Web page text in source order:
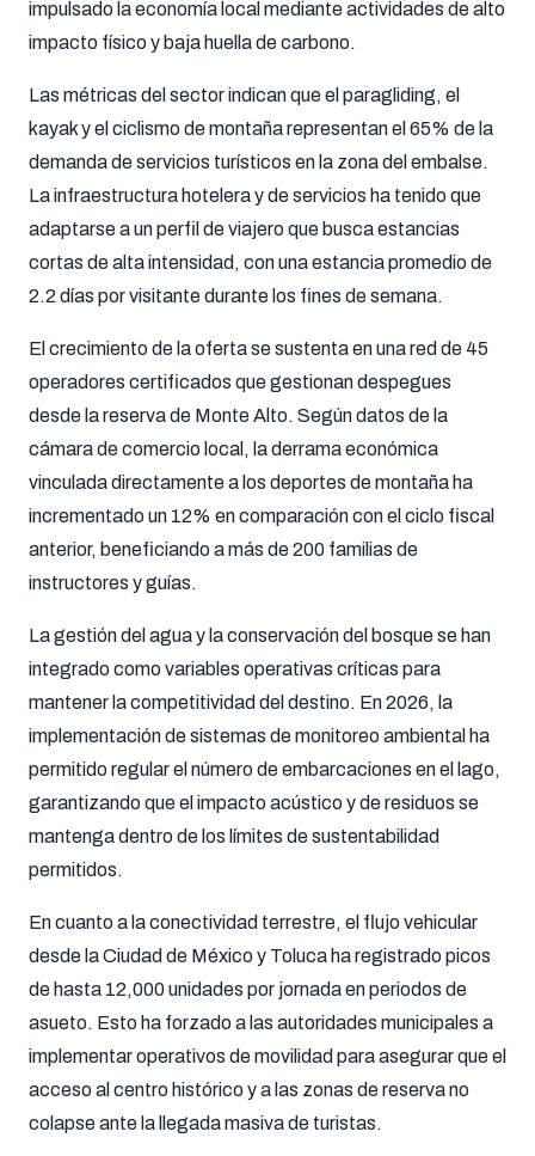
impulsado la economía local mediante actividades de alto
impacto físico y baja huella de carbono.
Las métricas del sector indican que el paragliding, el
kayak y el ciclismo de montaña representan el 65% de la
demanda de servicios turísticos en la zona del embalse.
La infraestructura hotelera y de servicios ha tenido que
adaptarse a un perfil de viajero que busca estancias
cortas de alta intensidad, con una estancia promedio de
2.2 días por visitante durante los fines de semana.
El crecimiento de la oferta se sustenta en una red de 45
operadores certificados que gestionan despegues
desde la reserva de Monte Alto. Según datos de la
cámara de comercio local, la derrama económica
vinculada directamente a los deportes de montaña ha
incrementado un 12% en comparación con el ciclo fiscal
anterior, beneficiando a más de 200 familias de
instructores y guías.
La gestión del agua y la conservación del bosque se han
integrado como variables operativas críticas para
mantener la competitividad del destino. En 2026, la
implementación de sistemas de monitoreo ambiental ha
permitido regular el número de embarcaciones en el lago,
garantizando que el impacto acústico y de residuos se
mantenga dentro de los límites de sustentabilidad
permitidos.
En cuanto a la conectividad terrestre, el flujo vehicular
desde la Ciudad de México y Toluca ha registrado picos
de hasta 12,000 unidades por jornada en periodos de
asueto. Esto ha forzado a las autoridades municipales a
implementar operativos de movilidad para asegurar que el
acceso al centro histórico y a las zonas de reserva no
colapse ante la llegada masiva de turistas.